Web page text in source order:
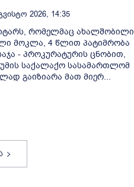
2026, 14:35
რომელმაც ახალშობილი
მოკლა, 4 წლით პატიმრობა
- პროკურატურის ცნობით,
საქალაქო სასამართლომ
გაიზიარა მათ მიერ...